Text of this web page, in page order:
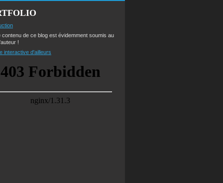
contenu de ce blog est évidemment soumis au
!
interactive d'ailleurs